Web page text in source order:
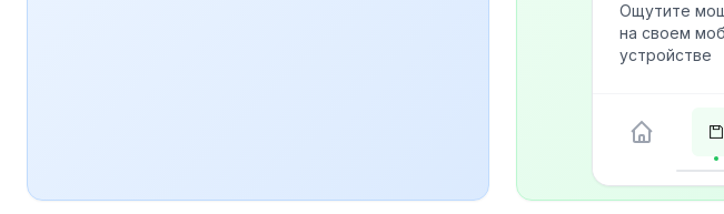
Ощутите
на своем
устройстве